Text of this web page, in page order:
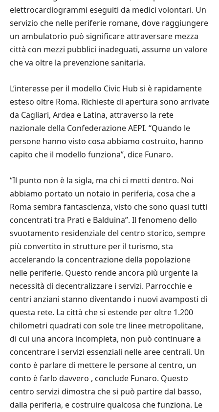
elettrocardiogrammi eseguiti da medici volontari. Un
servizio che nelle periferie romane, dove raggiungere
un ambulatorio può significare attraversare mezza
città con mezzi pubblici inadeguati, assume un valore
che va oltre la prevenzione sanitaria.
L’interesse per il modello Civic Hub si è rapidamente
esteso oltre Roma. Richieste di apertura sono arrivate
da Cagliari, Ardea e Latina, attraverso la rete
nazionale della Confederazione AEPI. “Quando le
persone hanno visto cosa abbiamo costruito, hanno
capito che il modello funziona”, dice Funaro.
“Il punto non è la sigla, ma chi ci metti dentro. Noi
abbiamo portato un notaio in periferia, cosa che a
Roma sembra fantascienza, visto che sono quasi tutti
concentrati tra Prati e Balduina”. Il fenomeno dello
svuotamento residenziale del centro storico, sempre
più convertito in strutture per il turismo, sta
accelerando la concentrazione della popolazione
nelle periferie. Questo rende ancora più urgente la
necessità di decentralizzare i servizi. Parrocchie e
centri anziani stanno diventando i nuovi avamposti di
questa rete. La città che si estende per oltre 1.200
chilometri quadrati con sole tre linee metropolitane,
di cui una ancora incompleta, non può continuare a
concentrare i servizi essenziali nelle aree centrali. Un
conto è parlare di mettere le persone al centro, un
conto è farlo davvero , conclude Funaro. Questo
centro servizi dimostra che si può partire dal basso,
dalla periferia, e costruire qualcosa che funziona. Le